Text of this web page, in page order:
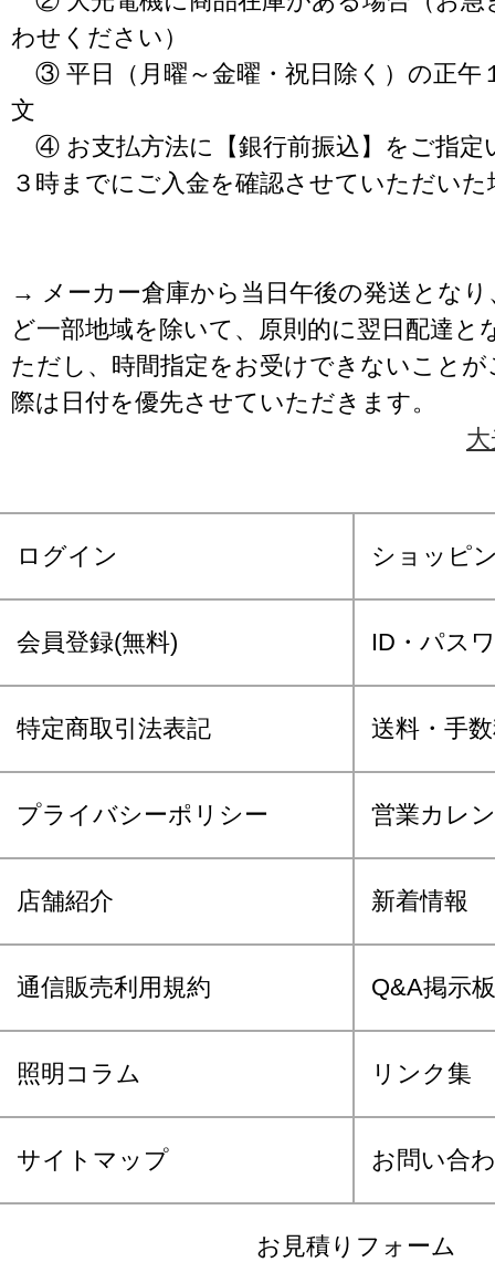
わせください）
③ 平日（月曜～金曜・祝日除く）の正午
文
④ お支払方法に【銀行前振込】をご指定
３時までにご入金を確認させていただいた
→ メーカー倉庫から当日午後の発送となり
ど一部地域を除いて、原則的に翌日配達と
ただし、時間指定をお受けできないこと
際は日付を優先させていただきます。
ログイン ショッピ
会員登録(無料) ID・パス
特定商取引法表記 送料・手
プライバシーポリシー 営業カレ
店舗紹介 新着情報
通信販売利用規約 Q&A掲示板
照明コラム リンク集
サイトマップ お問い合
お見積りフォーム